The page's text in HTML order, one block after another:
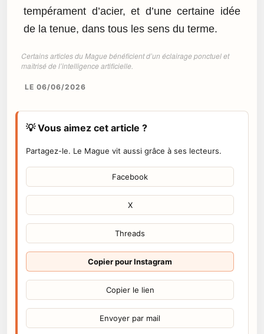
tempérament d’acier, et d’une certaine idée
de la tenue, dans tous les sens du terme.
Certains articles du Mague bénéficient d’un éclairage ponctuel et
maîtrisé de l’intelligence artificielle.
LE 06/06/2026
💡 Vous aimez cet article ?
Partagez-le. Le Mague vit aussi grâce à ses lecteurs.
Facebook
X
Threads
Copier pour Instagram
Copier le lien
Envoyer par mail